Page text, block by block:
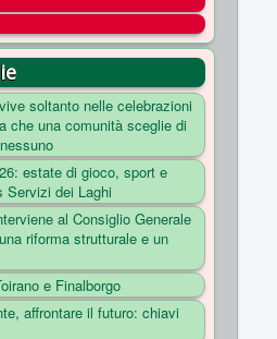
soltanto nelle celebrazioni
che una comunità sceglie di
estate di gioco, sport e
Servizi dei Laghi
al Consiglio Generale
riforma strutturale e un
e Finalborgo
affrontare il futuro: chiavi